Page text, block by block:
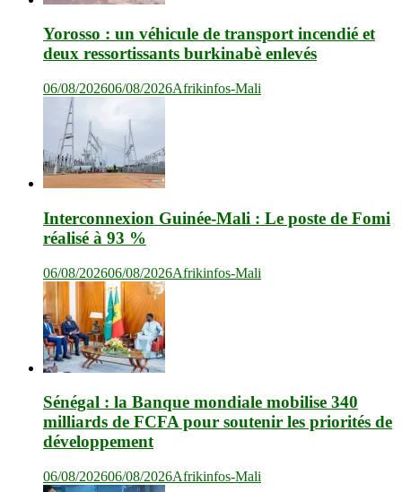
Yorosso : un véhicule de transport incendié et
deux ressortissants burkinabè enlevés
06/08/202606/08/2026Afrikinfos-Mali
Interconnexion Guinée-Mali : Le poste de Fomi
réalisé à 93 %
06/08/202606/08/2026Afrikinfos-Mali
Sénégal : la Banque mondiale mobilise 340
milliards de FCFA pour soutenir les priorités de
développement
06/08/202606/08/2026Afrikinfos-Mali